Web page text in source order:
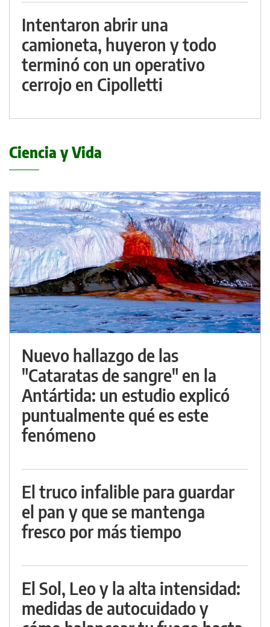
Intentaron abrir una
camioneta, huyeron y todo
terminó con un operativo
cerrojo en Cipolletti
Ciencia y Vida
Nuevo hallazgo de las
"Cataratas de sangre" en la
Antártida: un estudio explicó
puntualmente qué es este
fenómeno
El truco infalible para guardar
el pan y que se mantenga
fresco por más tiempo
El Sol, Leo y la alta intensidad:
medidas de autocuidado y